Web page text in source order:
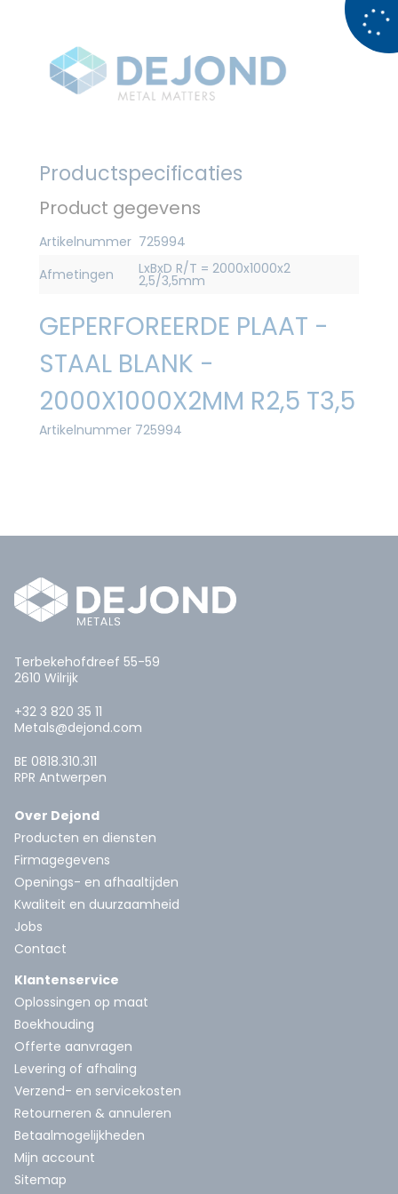
Productspecificaties
Product gegevens
Artikelnummer 725994
Afmetingen
LxBxD R/T = 2000x1000x2
2,5/3,5mm
GEPERFOREERDE PLAAT -
STAAL BLANK -
2000X1000X2MM R2,5 T3,5
Artikelnummer 725994
Terbekehofdreef 55-59
2610 Wilrijk
+32 3 820 35 11
Metals@dejond.com
BE 0818.310.311
RPR Antwerpen
Over Dejond
Producten en diensten
Firmagegevens
Openings- en afhaaltijden
Kwaliteit en duurzaamheid
Jobs
Contact
Klantenservice
Oplossingen op maat
Boekhouding
Offerte aanvragen
Levering of afhaling
Verzend- en servicekosten
Retourneren & annuleren
Betaalmogelijkheden
Mijn account
Sitemap